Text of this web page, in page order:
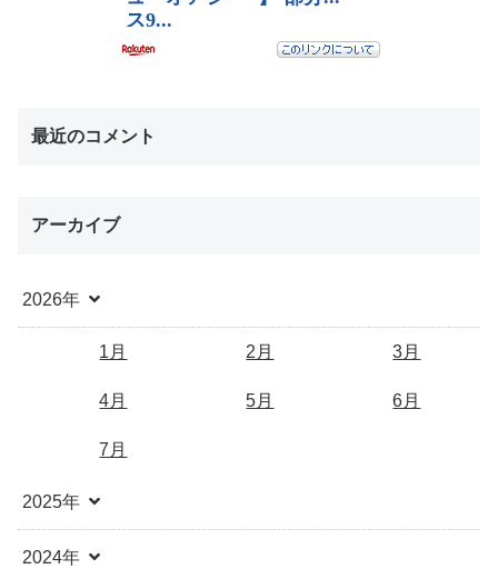
最近のコメント
アーカイブ
2026年
1月 2月 3月
4月 5月 6月
7月
2025年
2024年